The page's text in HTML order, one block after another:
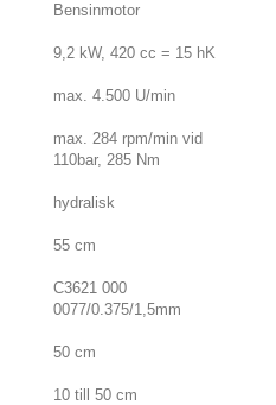
Bensinmotor
9,2 kW, 420 cc = 15 hK
max. 4.500 U/min
max. 284 rpm/min vid
110bar, 285 Nm
hydralisk
55 cm
C3621 000
0077/0.375/1,5mm
50 cm
10 till 50 cm